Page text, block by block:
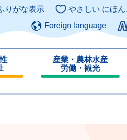
このペー
りがな表示 やさしい にほん
Foreign language
産業・農林水産
労働・観光
じ